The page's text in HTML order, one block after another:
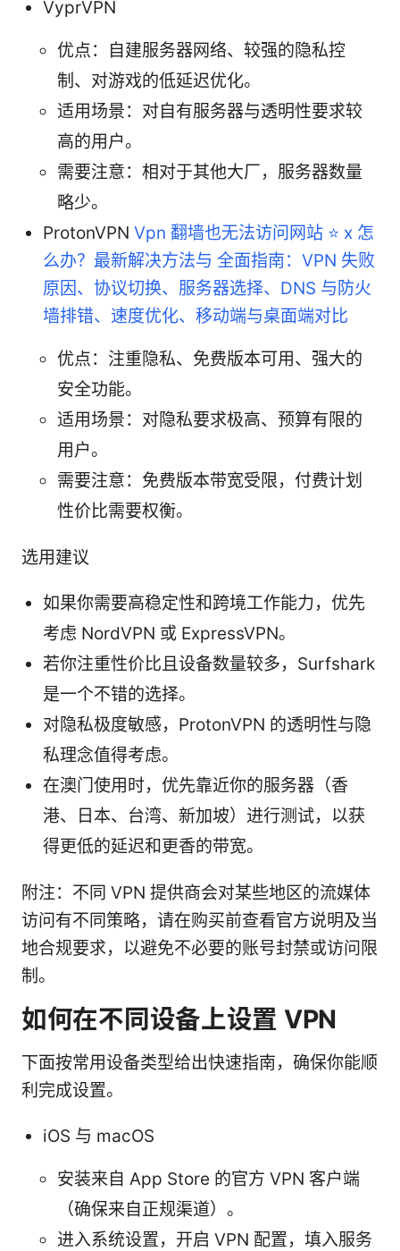
VyprVPN
优点：自建服务器网络、较强的隐私控
制、对游戏的低延迟优化。
适用场景：对自有服务器与透明性要求较
高的用户。
需要注意：相对于其他大厂，服务器数量
略少。
ProtonVPN Vpn 翻墙也无法访问网站 ⭐ x 怎
么办？最新解决方法与 全面指南：VPN 失败
原因、协议切换、服务器选择、DNS 与防火
墙排错、速度优化、移动端与桌面端对比
优点：注重隐私、免费版本可用、强大的
安全功能。
适用场景：对隐私要求极高、预算有限的
用户。
需要注意：免费版本带宽受限，付费计划
性价比需要权衡。
选用建议
如果你需要高稳定性和跨境工作能力，优先
考虑 NordVPN 或 ExpressVPN。
若你注重性价比且设备数量较多，Surfshark
是一个不错的选择。
对隐私极度敏感，ProtonVPN 的透明性与隐
私理念值得考虑。
在澳门使用时，优先靠近你的服务器（香
港、日本、台湾、新加坡）进行测试，以获
得更低的延迟和更香的带宽。
附注：不同 VPN 提供商会对某些地区的流媒体
访问有不同策略，请在购买前查看官方说明及当
地合规要求，以避免不必要的账号封禁或访问限
制。
如何在不同设备上设置 VPN
下面按常用设备类型给出快速指南，确保你能顺
利完成设置。
iOS 与 macOS
安装来自 App Store 的官方 VPN 客户端
（确保来自正规渠道）。
进入系统设置，开启 VPN 配置，填入服务